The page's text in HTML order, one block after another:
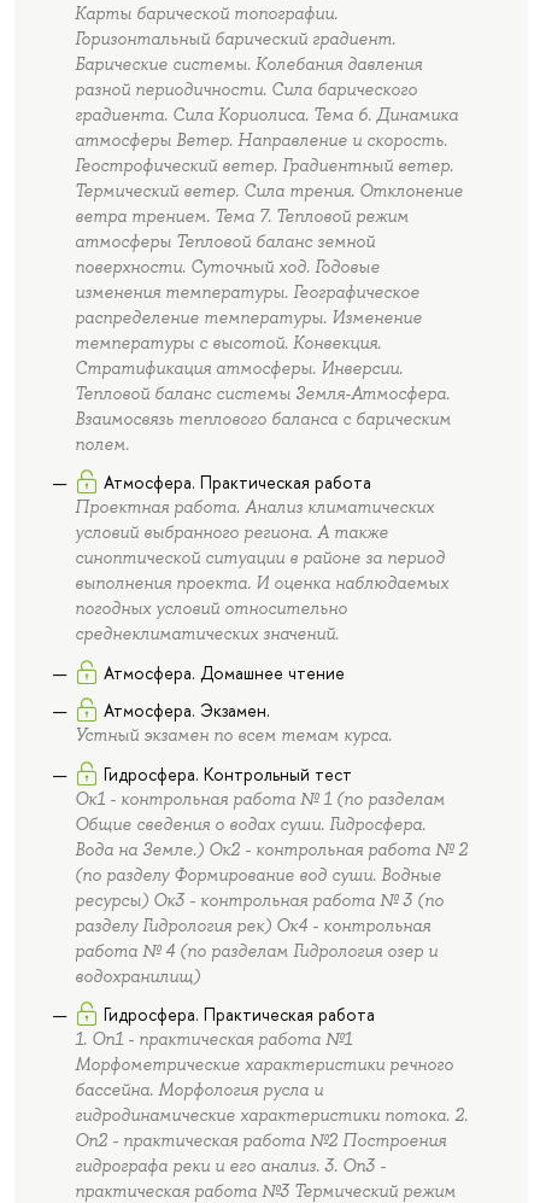
Карты барической топографии.
Горизонтальный барический градиент.
Барические системы. Колебания давления
разной периодичности. Сила барического
градиента. Сила Кориолиса. Тема 6. Динамика
атмосферы Ветер. Направление и скорость.
Геострофический ветер. Градиентный ветер.
Термический ветер. Сила трения. Отклонение
ветра трением. Тема 7. Тепловой режим
атмосферы Тепловой баланс земной
поверхности. Суточный ход. Годовые
изменения температуры. Географическое
распределение температуры. Изменение
температуры с высотой. Конвекция.
Стратификация атмосферы. Инверсии.
Тепловой баланс системы Земля-Атмосфера.
Взаимосвязь теплового баланса с барическим
полем.
Атмосфера. Практическая работа
Проектная работа. Анализ климатических
условий выбранного региона. А также
синоптической ситуации в районе за период
выполнения проекта. И оценка наблюдаемых
погодных условий относительно
среднеклиматических значений.
Атмосфера. Домашнее чтение
Атмосфера. Экзамен.
Устный экзамен по всем темам курса.
Гидросфера. Контрольный тест
Ок1 - контрольная работа № 1 (по разделам
Общие сведения о водах суши. Гидросфера.
Вода на Земле.) Ок2 - контрольная работа № 2
(по разделу Формирование вод суши. Водные
ресурсы) Ок3 - контрольная работа № 3 (по
разделу Гидрология рек) Ок4 - контрольная
работа № 4 (по разделам Гидрология озер и
водохранилищ)
Гидросфера. Практическая работа
1. Оп1 - практическая работа №1
Морфометрические характеристики речного
бассейна. Морфология русла и
гидродинамические характеристики потока. 2.
Оп2 - практическая работа №2 Построения
гидрографа реки и его анализ. 3. Оп3 -
практическая работа №3 Термический режим